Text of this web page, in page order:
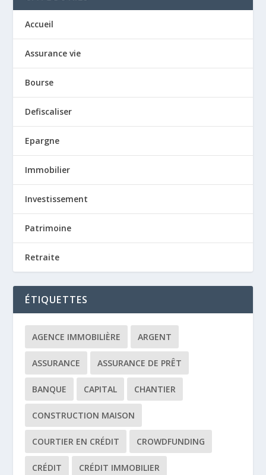
Accueil
Assurance vie
Bourse
Defiscaliser
Epargne
Immobilier
Investissement
Patrimoine
Retraite
ÉTIQUETTES
AGENCE IMMOBILIÈRE ARGENT
ASSURANCE ASSURANCE DE PRÊT
BANQUE CAPITAL CHANTIER
CONSTRUCTION MAISON
COURTIER EN CRÉDIT CROWDFUNDING
CRÉDIT CRÉDIT IMMOBILIER